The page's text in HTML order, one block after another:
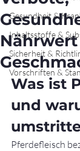
Gesundheit &
Inhaltsstoffe &
Sicherheit &
Vorschriften &
Was ist
und
Pferdefleisch